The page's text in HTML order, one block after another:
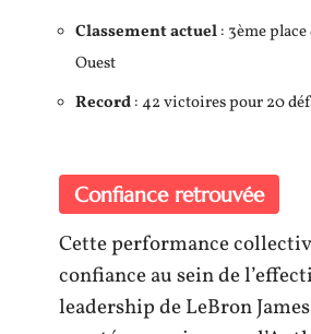
Classement actuel: 3ème
Ouest
Record: 42 victoires pour 20
Confiance retrouvée
Cette performance
confiance au sein de
leadership de LeBron